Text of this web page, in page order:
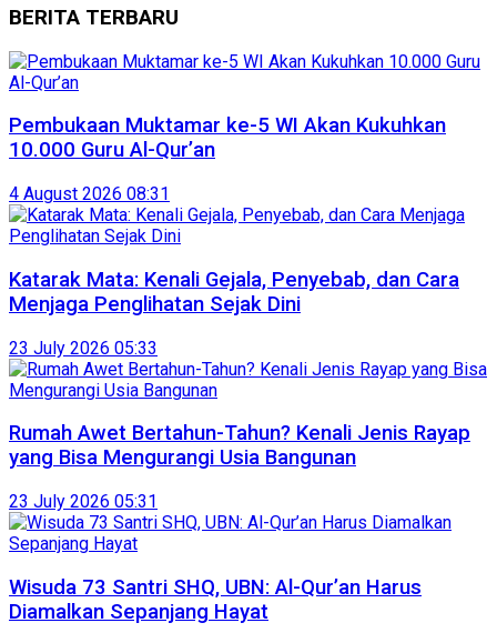
BERITA TERBARU
Pembukaan Muktamar ke-5 WI Akan Kukuhkan
10.000 Guru Al-Qur’an
4 August 2026 08:31
Katarak Mata: Kenali Gejala, Penyebab, dan Cara
Menjaga Penglihatan Sejak Dini
23 July 2026 05:33
Rumah Awet Bertahun-Tahun? Kenali Jenis Rayap
yang Bisa Mengurangi Usia Bangunan
23 July 2026 05:31
Wisuda 73 Santri SHQ, UBN: Al-Qur’an Harus
Diamalkan Sepanjang Hayat